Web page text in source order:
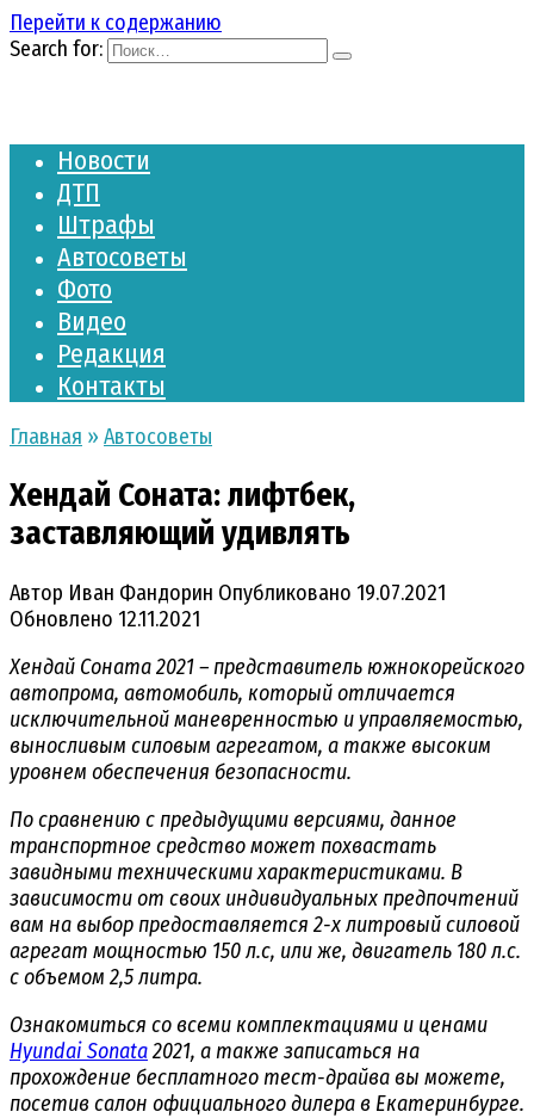
Перейти к содержанию
Search for:
Новости
ДТП
Штрафы
Автосоветы
Фото
Видео
Редакция
Контакты
Главная » Автосоветы
Хендай Соната: лифтбек,
заставляющий удивлять
Автор Иван Фандорин Опубликовано 19.07.2021
Обновлено 12.11.2021
Хендай Соната 2021 – представитель южнокорейского
автопрома, автомобиль, который отличается
исключительной маневренностью и управляемостью,
выносливым силовым агрегатом, а также высоким
уровнем обеспечения безопасности.
По сравнению с предыдущими версиями, данное
транспортное средство может похвастать
завидными техническими характеристиками. В
зависимости от своих индивидуальных предпочтений
вам на выбор предоставляется 2-х литровый силовой
агрегат мощностью 150 л.с, или же, двигатель 180 л.с.
с объемом 2,5 литра.
Ознакомиться со всеми комплектациями и ценами
Hyundai Sonata2021, а также записаться на
прохождение бесплатного тест-драйва вы можете,
посетив салон официального дилера в Екатеринбурге.